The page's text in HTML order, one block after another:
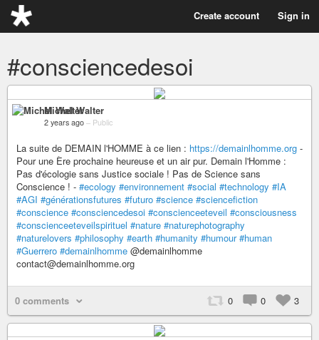
Create account Sign in
#consciencedesoi
Michel Walter
2 years ago – Public
La suite de DEMAIN l'HOMME à ce lien : https://demainlhomme.org -
Pour une Ère prochaine heureuse et un air pur. Demain l'Homme :
Pas d'écologie sans Justice sociale ! Pas de Science sans
Conscience ! - #ecology #environnement #social #technology #IA
#AGI #générationsfutures #futuro #science #sciencefiction
#conscience #consciencedesoi #conscienceeteveil #consciousness
#conscienceeteveilspirituel #nature #naturephotography
#naturelovers #philosophy #earth #humanity #humour #human
#Guerrero #demainlhomme @demainlhomme
contact@demainlhomme.org
0 comments 0 0 3